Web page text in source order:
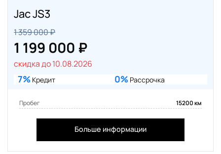
Jac JS3
1 359 000 ₽
1 199 000 ₽
скидка до 10.08.2026
7% Кредит 0% Рассрочка
Пробег 15200 км
Больше информации